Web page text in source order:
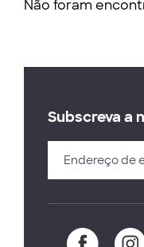
Não foram
Subscreva a